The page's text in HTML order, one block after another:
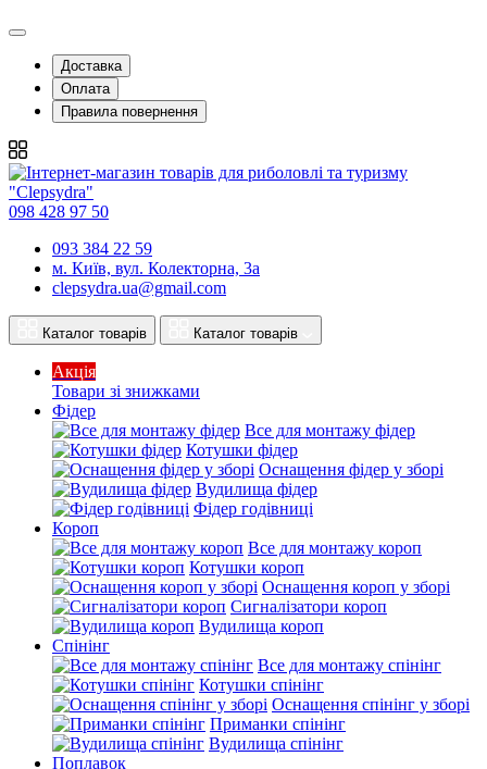
Доставка
Оплата
Правила повернення
098 428 97 50
093 384 22 59
м. Київ, вул. Колекторна, 3а
clepsydra.ua@gmail.com
Каталог товарів Каталог товарів
Акція
Товари зі знижками
Фідер
Все для монтажу фідер
Котушки фідер
Оснащення фідер у зборі
Вудилища фідер
Фідер годівниці
Короп
Все для монтажу короп
Котушки короп
Оснащення короп у зборі
Сигналізатори короп
Вудилища короп
Спінінг
Все для монтажу спінінг
Котушки спінінг
Оснащення спінінг у зборі
Приманки спінінг
Вудилища спінінг
Поплавок